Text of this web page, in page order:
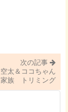
次の記事
太＆ココちゃん
家族 トリミング